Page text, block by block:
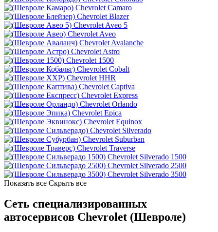
Chevrolet Camaro
Chevrolet Blazer
Chevrolet Aveo 5
Chevrolet Aveo
Chevrolet Avalanche
Chevrolet Astro
Chevrolet 1500
Chevrolet Cobalt
Chevrolet HHR
Chevrolet Captiva
Chevrolet Express
Chevrolet Orlando
Chevrolet Epica
Chevrolet Equinox
Chevrolet Silverado
Chevrolet Suburban
Chevrolet Traverse
Chevrolet Silverado 1500
Chevrolet Silverado 2500
Chevrolet Silverado 3500
Показать все Скрыть все
Сеть специализированных
автосервисов Chevrolet (Шевроле)